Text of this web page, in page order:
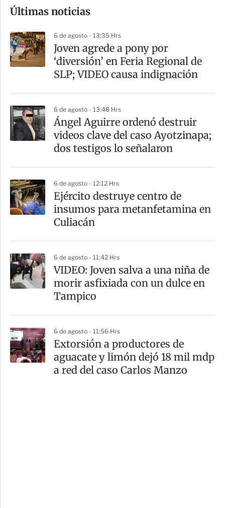
m
a
r
t
Últimas noticias
6 de agosto - 13:35 Hrs
Joven agrede a pony por
‘diversión’ en Feria Regional de
SLP; VIDEO causa indignación
6 de agosto - 13:48 Hrs
Ángel Aguirre ordenó destruir
videos clave del caso Ayotzinapa;
dos testigos lo señalaron
6 de agosto - 12:12 Hrs
​Ejército destruye centro de
insumos para metanfetamina en
Culiacán
6 de agosto - 11:42 Hrs
VIDEO: Joven salva a una niña de
morir asfixiada con un dulce en
Tampico
6 de agosto - 11:56 Hrs
Extorsión a productores de
aguacate y limón dejó 18 mil mdp
a red del caso Carlos Manzo